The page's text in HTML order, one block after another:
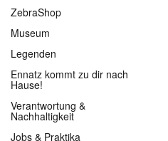
ZebraShop
Museum
Legenden
Ennatz kommt zu dir nach
Hause!
Verantwortung &
Nachhaltigkeit
Jobs & Praktika